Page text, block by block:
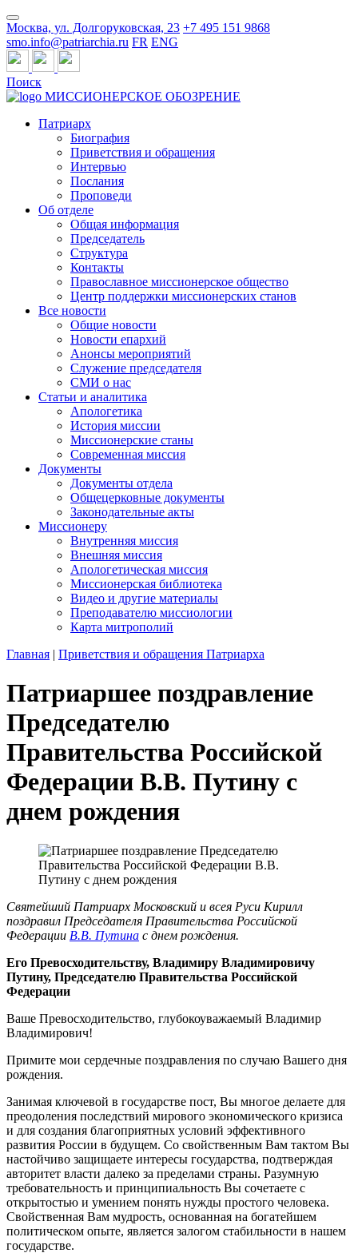
Москва, ул. Долгоруковская, 23 +7 495 151 9868
smo.info@patriarchia.ru FR ENG
Поиск
МИССИОНЕРСКОЕ ОБОЗРЕНИЕ
Патриарх
Биография
Приветствия и обращения
Интервью
Послания
Проповеди
Об отделе
Общая информация
Председатель
Структура
Контакты
Православное миссионерское общество
Центр поддержки миссионерских станов
Все новости
Общие новости
Новости епархий
Анонсы мероприятий
Служение председателя
СМИ о нас
Статьи и аналитика
Апологетика
История миссии
Миссионерские станы
Современная миссия
Документы
Документы отдела
Общецерковные документы
Законодательные акты
Миссионеру
Внутренняя миссия
Внешняя миссия
Апологетическая миссия
Миссионерская библиотека
Видео и другие материалы
Преподавателю миссиологии
Карта митрополий
Главная | Приветствия и обращения Патриарха
Патриаршее поздравление
Председателю
Правительства Российской
Федерации В.В. Путину с
днем рождения
Святейший Патриарх Московский и всея Руси Кирилл
поздравил Председателя Правительства Российской
Федерации В.В. Путина с днем рождения.
Его Превосходительству, Владимиру Владимировичу
Путину, Председателю Правительства Российской
Федерации
Ваше Превосходительство, глубокоуважаемый Владимир
Владимирович!
Примите мои сердечные поздравления по случаю Вашего дня
рождения.
Занимая ключевой в государстве пост, Вы многое делаете для
преодоления последствий мирового экономического кризиса
и для создания благоприятных условий эффективного
развития России в будущем. Со свойственным Вам тактом Вы
настойчиво защищаете интересы государства, подтверждая
авторитет власти далеко за пределами страны. Разумную
требовательность и принципиальность Вы сочетаете с
открытостью и умением понять нужды простого человека.
Свойственная Вам мудрость, основанная на богатейшем
политическом опыте, является залогом стабильности в нашем
государстве.